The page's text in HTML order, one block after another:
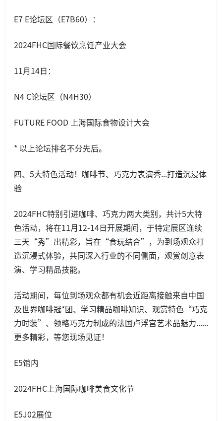
E7 E论坛区（E7B60）：
2024FHC国际餐饮烹饪产业大会
11月14日：
N4 C论坛区（N4H30）
FUTURE FOOD 上海国际食物设计大会
* 以上论坛排名不分先后。
四、5大特色活动！咖啡节、巧克力表演秀...打造沉浸体
验
2024FHC特别引进咖啡、巧克力两大类别，共计5大特
色活动，将在11月12-14日开展期间，于特定展区连续
三天“秀”出精彩，旨在“食玩结合”，为到场观众打
造沉浸式体验，共同深入行业的不同侧面，观赏创意表
演、学习精品技能。
活动期间，每位到场观众都有机会近距离接触来自中国
及世界咖啡冠*团、学习精品咖啡知识、观赏特色“巧克
力时装”、领略巧克力制成的法国卢浮宫艺术品魅力......
更多精彩，等您现场见证！
E5馆内
2024FHC上海国际咖啡美食文化节
E5J02展位